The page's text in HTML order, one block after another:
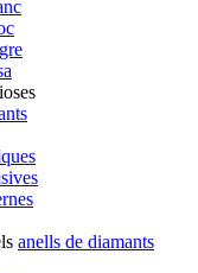
anells de diamants